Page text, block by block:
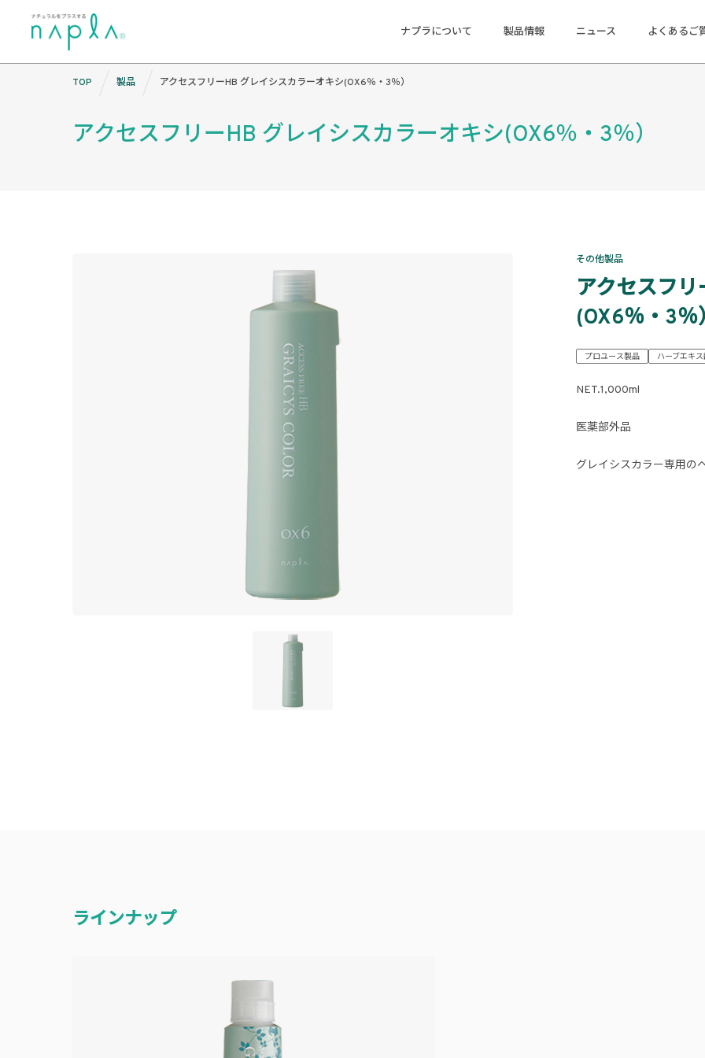
ナプラについて 製品情報 ニュース よくあるご
アクセスフリーHB グレイシスカラーオキシ(OX6％・3％）
その他製品
アクセスフ
(OX6％・3％）
プロユース製品 ハーブエキ
NET.1,000ml
医薬部外品
グレイシスカラー専用の
ラインナップ
TOP 製品 アクセスフリーHB グレイシスカラーオキシ(OX6％・3％）